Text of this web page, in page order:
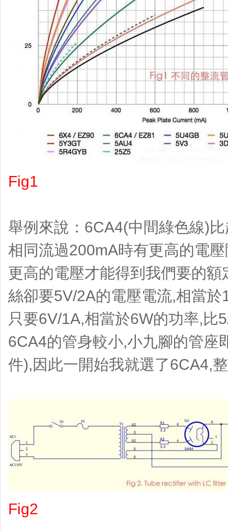
Fig1
舉例來說：6CA4(中間綠色線)
相同流過200mA時有更高的電
更高的電壓才能得到我們要的
絲卻要5V/2A的電壓電流,相當
只要6V/1A,相當於6W的功率,比
6CA4的管身較小,小九腳的管座
件),因此一開始我就選了6CA4,
Fig2